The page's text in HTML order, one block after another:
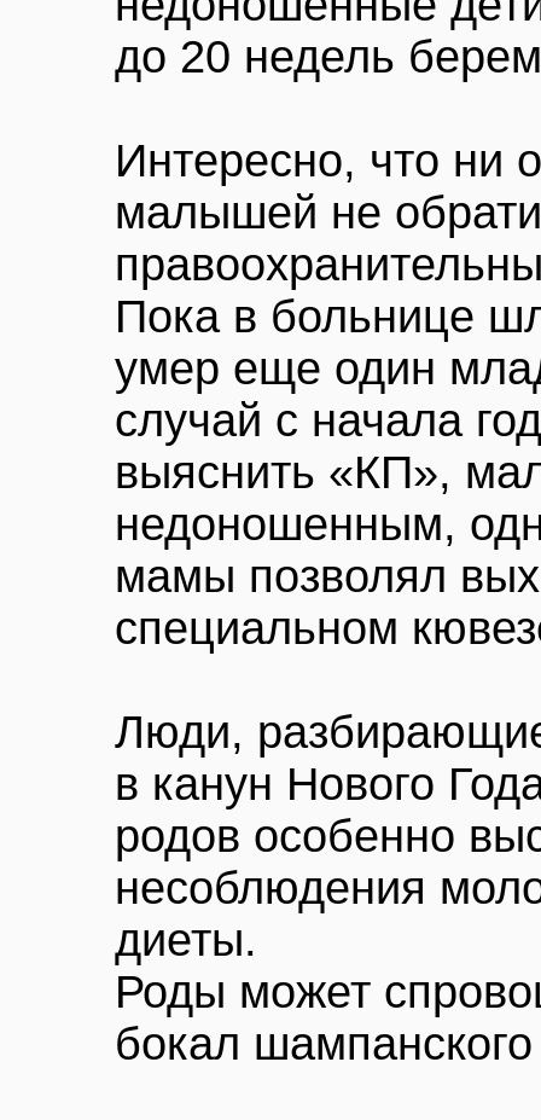
до 20 недель
Интересно, что ни
малышей не
Пока в больнице
умер еще один
случай с начала
выяснить «КП»,
недоношенным,
мамы позволял
специальном
Люди,
в канун Нового
родов особенно
несоблюдения
диеты.
Роды может
бокал